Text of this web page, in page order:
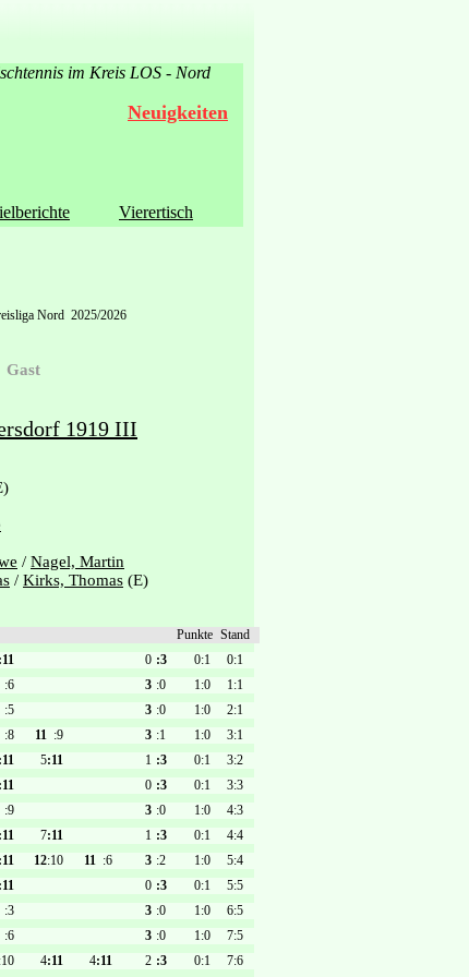
im Kreis LOS - Nord
Vierertisch
Neuigkeiten
Nord 2025/2026
Gast
1919 III
/ Nagel, Martin
/ Kirks, Thomas (E)
Punkte Stand
:11 0 :3 0:1
0:1
:6 3 :0 1:0
1:1
:5 3 :0 1:0
2:1
:8 11 :9 3 :1 1:0
3:1
:11 5:11 1 :3 0:1
3:2
:11 0 :3 0:1
3:3
:9 3 :0 1:0
4:3
:11 7:11 1 :3 0:1
4:4
:11 12:10 11 :6 3 :2 1:0
5:4
:11 0 :3 0:1
5:5
:3 3 :0 1:0
6:5
:6 3 :0 1:0
7:5
:10 4:11 4:11 2 :3 0:1 7:6